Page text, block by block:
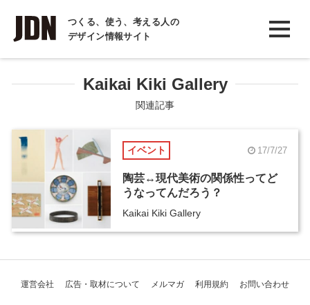
つくる、使う、考える人の
デザイン情報サイト
INTERVIEW
インタビュー
REPORT
COLUMN
コラム
Kaikai Kiki Gallery
関連記事
イベント 17/7/27
陶芸↔現代美術の関係性ってど
うなってんだろう？
Kaikai Kiki Gallery
運営会社 広告・取材について メルマガ 利用規約 お問い合わせ